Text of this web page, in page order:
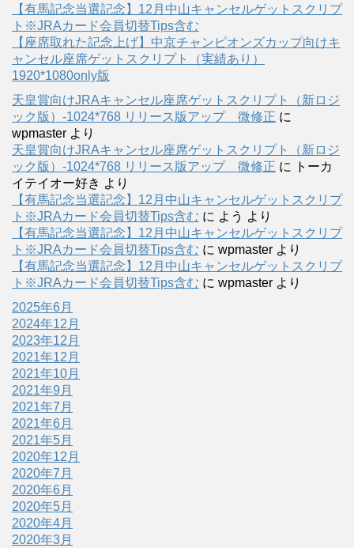
【有馬記念当選記念】12月中山キャンセルゲットスクリプ
ト※JRAカード会員切替Tips含む
【座席取れた記念上げ】中京チャンピオンズカップ向けキ
ャンセル座席ゲットスクリプト（実績あり）
1920*1080only版
天皇賞向けJRAキャンセル座席ゲットスクリプト（新ロジ
ック版）-1024*768 リリース版アップ 微修正 に
wpmaster より
天皇賞向けJRAキャンセル座席ゲットスクリプト（新ロジ
ック版）-1024*768 リリース版アップ 微修正 に
トーカ
イテイオー好き より
【有馬記念当選記念】12月中山キャンセルゲットスクリプ
ト※JRAカード会員切替Tips含む に よう より
【有馬記念当選記念】12月中山キャンセルゲットスクリプ
ト※JRAカード会員切替Tips含む に wpmaster より
【有馬記念当選記念】12月中山キャンセルゲットスクリプ
ト※JRAカード会員切替Tips含む に wpmaster より
2025年6月
2024年12月
2023年12月
2021年12月
2021年10月
2021年9月
2021年7月
2021年6月
2021年5月
2020年12月
2020年7月
2020年6月
2020年5月
2020年4月
2020年3月